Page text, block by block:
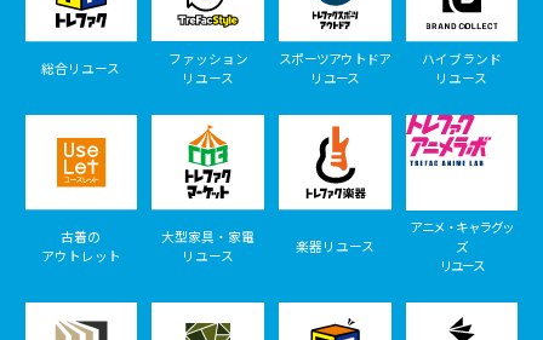
総合リユース
ファッション
リユース
スポーツアウトドア
リユース
ハイブランド
リユース
古着の
アウトレット
大型家具・家電
リユース
楽器リユース
アニメ・キャラグッ
ズ
リユース